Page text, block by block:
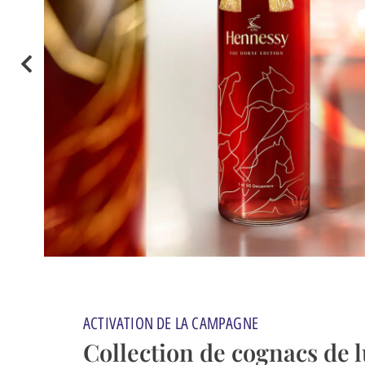
ACTIVATION DE LA CAMPAGNE
Collection de cognacs de